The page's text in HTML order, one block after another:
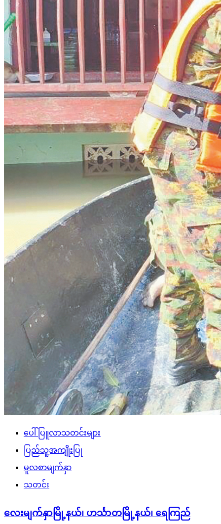
ပေါ်ပြူလာသတင်းများ
ပြည်သူ့အကျိုးပြု
မူလစာမျက်နှာ
သတင်း
လေးမျက်နှာမြို့နယ်၊ ဟင်္သာတမြို့နယ်၊ ရေကြည်